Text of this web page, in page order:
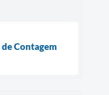
Contagem